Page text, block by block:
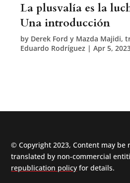
La plusvalía es la
Una introducción
by Derek Ford y Mazda Majidi,
Eduardo Rodríguez |Apr 5,
© Copyright 2023, Content may be
translated by non-commercial
republication policy for details.